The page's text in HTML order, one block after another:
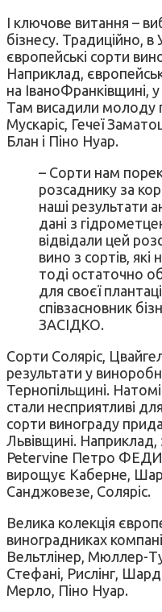
І ключове витання –
бізнесу. Традиційно, в
європейські сорти
Наприклад,
на ІваноФранківщині,
Там висадили молоду
Мускаріс, Гечеї
Блан і Піно Нуар.
– Сорти нам
розсаднику за
наші результати
дані з
відвідали цей
вино з сортів, які
тоді остаточно
для своєї
співзасновник
ЗАСІДКО.
Сорти Соляріс,
результати у
Тернопільщині.
стали несприятливі
сорти винограду
Львівщині.
Petervine Петро
вирощує Каберне,
Санджовезе, Соляріс.
Велика колекція
виноградниках
Вельтлінер, Мюллер-
Стефані, Рислінг,
Мерло, Піно Нуар.